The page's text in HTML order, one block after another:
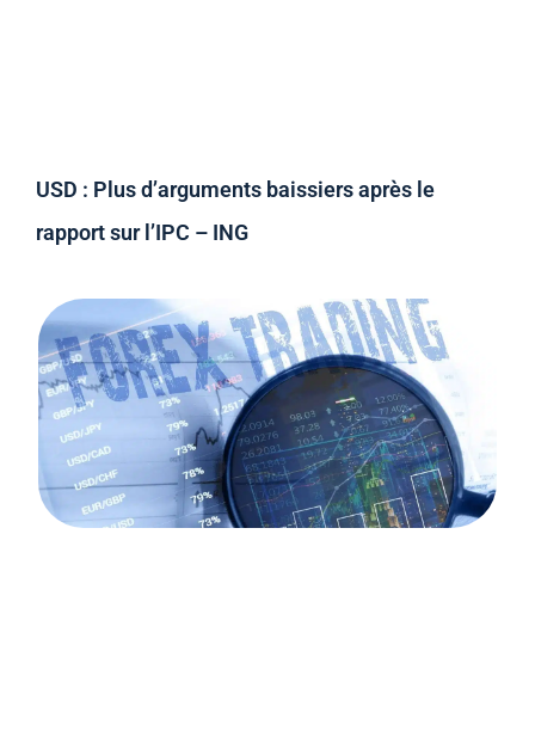
USD : Plus d’arguments baissiers après le
rapport sur l’IPC – ING